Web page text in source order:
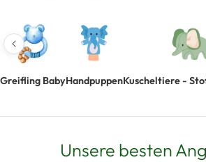
Greifling BabyHandpuppenKuscheltiere -
Unsere besten